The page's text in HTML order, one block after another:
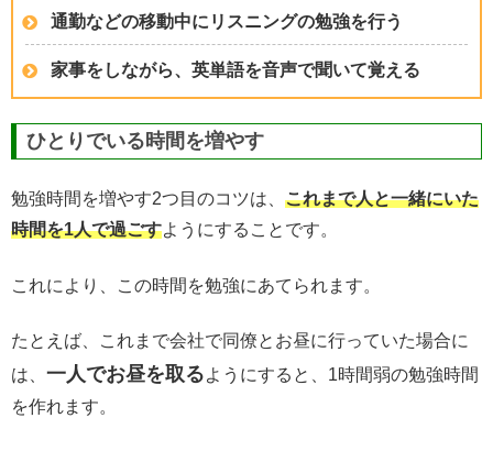
通勤などの移動中にリスニングの勉強を行う
家事をしながら、英単語を音声で聞いて覚える
ひとりでいる時間を増やす
勉強時間を増やす2つ目のコツは、 これまで人と一緒にいた
時間を1人で過ごすようにすることです。
これにより、この時間を勉強にあてられます。
たとえば、これまで会社で同僚とお昼に行っていた場合に
は、 一人でお昼を取るようにすると、1時間弱の勉強時間
を作れます。